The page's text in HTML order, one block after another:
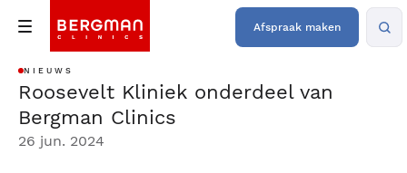
Afspraak maken
NIEUWS
Roosevelt Kliniek onderdeel van
Bergman Clinics
26 jun. 2024